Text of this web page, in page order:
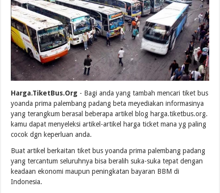
Harga.TiketBus.Org - Bagi anda yang tambah mencari tiket bus
yoanda prima palembang padang beta meyediakan informasinya
yang terangkum berasal beberapa artikel blog harga.tiketbus.org.
kamu dapat menyeleksi artikel-artikel harga ticket mana yg paling
cocok dgn keperluan anda.
Buat artikel berkaitan tiket bus yoanda prima palembang padang
yang tercantum seluruhnya bisa beralih suka-suka tepat dengan
keadaan ekonomi maupun peningkatan bayaran BBM di
Indonesia.